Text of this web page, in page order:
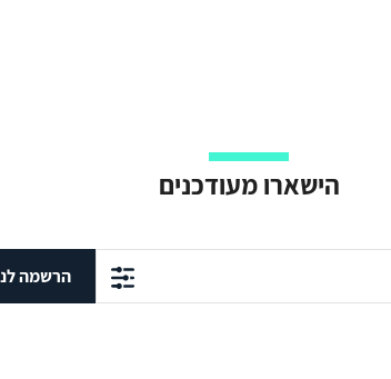
הישארו מעודכנים
הרשמה